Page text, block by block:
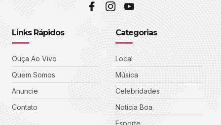
Links Rápidos
Ouça Ao Vivo
Quem Somos
Anuncie
Contato
Categorias
Local
Música
Celebridades
Notícia Boa
Esporte